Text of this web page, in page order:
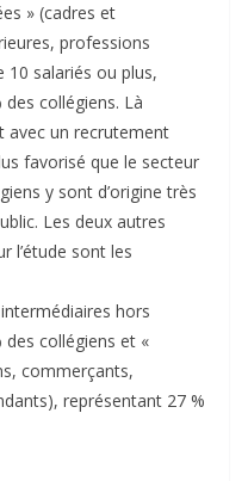
» (cadres et
professions
10 salariés ou plus,
collégiens. Là
avec un recrutement
favorisé que le secteur
y sont d’origine très
Les deux autres
l’étude sont les
hors
collégiens et «
commerçants,
représentant 27 %